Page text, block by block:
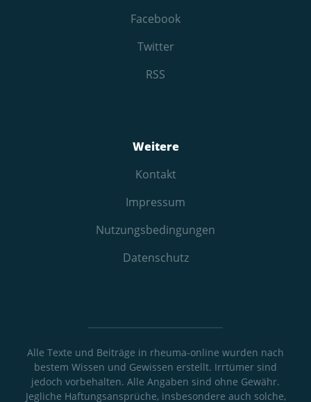
Facebook
Twitter
RSS
Weitere
Kontakt
Impressum
Nutzungs­bedingungen
Datenschutz
Alle Texte und Beiträge in rheuma-online wurden nach
bestem Wissen und Gewissen erstellt. Irrtümer sind
jedoch vorbehalten. Alle Angaben sind ohne Gewähr.
Jegliche Haftungsansprüche, insbesondere auch solche,